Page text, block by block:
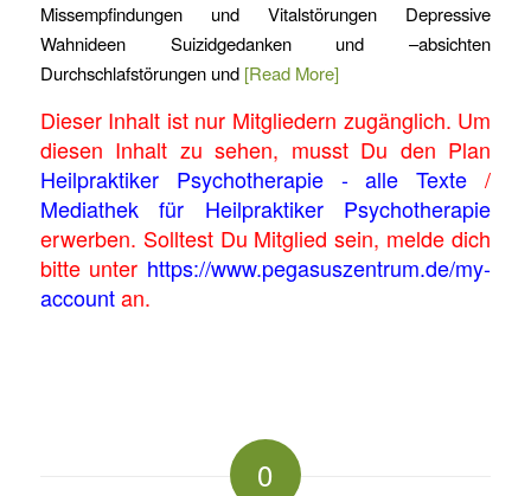
Missempfindungen und Vitalstörungen Depressive
Wahnideen Suizidgedanken und –absichten
Durchschlafstörungen und[Read More]
Dieser Inhalt ist nur Mitgliedern zugänglich. Um
diesen Inhalt zu sehen, musst Du den Plan
Heilpraktiker Psychotherapie - alle Texte /
Mediathek für Heilpraktiker Psychotherapie
erwerben. Solltest Du Mitglied sein, melde dich
bitte unter https://www.pegasuszentrum.de/my-
accountan.
0